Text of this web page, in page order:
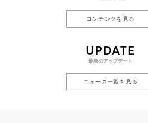
コンテンツを見る
UPDATE
最新のアップデート
ニュース一覧を見る